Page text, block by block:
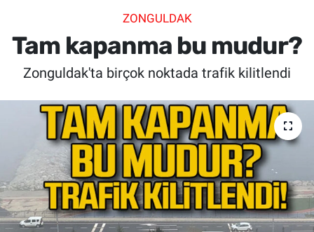
ZONGULDAK
Tam kapanma bu mudur?
Zonguldak'ta birçok noktada trafik kilitlendi
SAĞLIK